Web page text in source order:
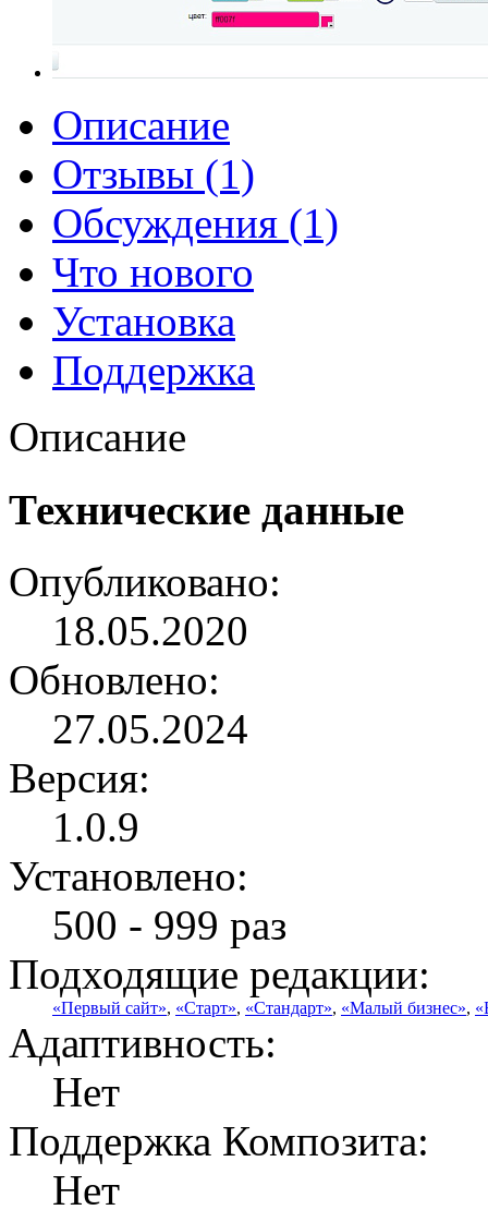
Описание
Отзывы (1)
Обсуждения (1)
Что нового
Установка
Поддержка
Описание
Технические данные
Опубликовано:
18.05.2020
Обновлено:
27.05.2024
Версия:
1.0.9
Установлено:
500 - 999 раз
Подходящие редакции:
«Первый сайт», «Старт», «Стандарт», «Малый бизнес»,
Адаптивность:
Нет
Поддержка Композита:
Нет